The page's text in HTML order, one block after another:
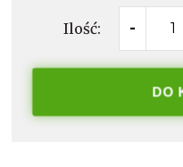
Ilość: -
DO